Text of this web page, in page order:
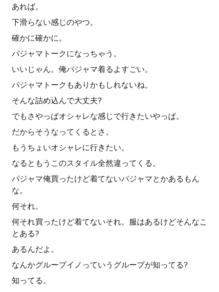
あれば。
下滑らない感じのやつ。
確かに確かに。
パジャマトークになっちゃう。
いいじゃん。俺パジャマ着るよすごい。
パジャマトークもありかもしれないね。
そんな詰め込んで大丈夫?
でもさやっぱオシャレな感じで行きたいやっぱ。
だからそうなってくるとさ。
もうちょいオシャレに行きたい。
なるともうこのスタイル全然違ってくる。
パジャマ俺買ったけど着てないパジャマとかあるもん
な。
何それ。
何それ買ったけど着てないそれ。服はあるけどそんなこ
とある?
あるんだよ。
なんかグループイノっていうグループが知ってる?
知ってる。